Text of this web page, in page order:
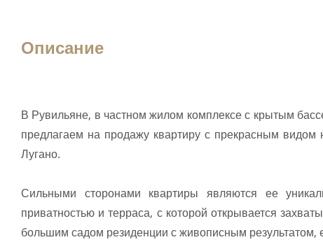
Описание
В Рувильяне, в частном жилом комплексе с крытым
предлагаем на продажу квартиру с прекрасным
Лугано.
Сильными сторонами квартиры являются ее
приватностью и терраса, с которой открывается
большим садом резиденции с живописным результатом,